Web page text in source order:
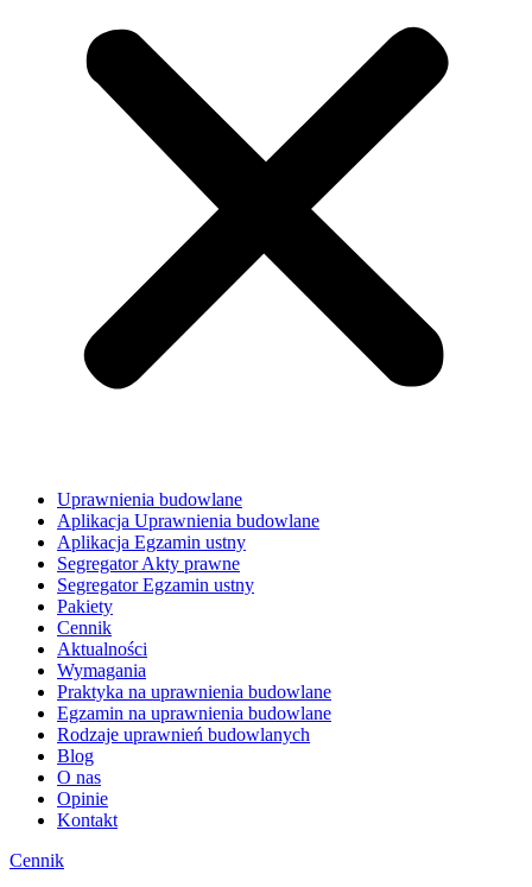
Uprawnienia budowlane
Aplikacja Uprawnienia budowlane
Aplikacja Egzamin ustny
Segregator Akty prawne
Segregator Egzamin ustny
Pakiety
Cennik
Aktualności
Wymagania
Praktyka na uprawnienia budowlane
Egzamin na uprawnienia budowlane
Rodzaje uprawnień budowlanych
Blog
O nas
Opinie
Kontakt
Cennik